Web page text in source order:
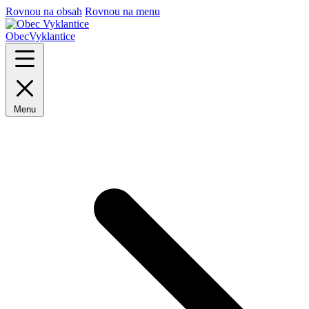
Rovnou na obsah Rovnou na menu
ObecVyklantice
Menu